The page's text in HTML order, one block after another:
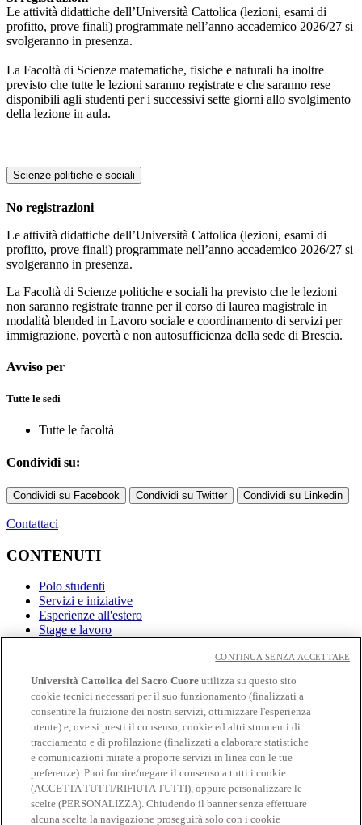
Le attività didattiche dell’Università Cattolica (lezioni, esami di
profitto, prove finali) programmate nell’anno accademico 2026/27 si
svolgeranno in presenza.
La Facoltà di Scienze matematiche, fisiche e naturali ha inoltre
previsto che tutte le lezioni saranno registrate e che saranno rese
disponibili agli studenti per i successivi sette giorni allo svolgimento
della lezione in aula.
Scienze politiche e sociali
No registrazioni
Le attività didattiche dell’Università Cattolica (lezioni, esami di
profitto, prove finali) programmate nell’anno accademico 2026/27 si
svolgeranno in presenza.
La Facoltà di Scienze politiche e sociali ha previsto che le lezioni
non saranno registrate tranne per il corso di laurea magistrale in
modalità blended in Lavoro sociale e coordinamento di servizi per
immigrazione, povertà e non autosufficienza della sede di Brescia.
Avviso per
Tutte le sedi
Tutte le facoltà
Condividi su:
Condividi su Facebook Condividi su Twitter Condividi su Linkedin
Contattaci
CONTENUTI
Polo studenti
Servizi e iniziative
Esperienze all'estero
Stage e lavoro
Contatti
Eventi
Avvisi
Social
Facebook
𝕏
Linkedin
Università Cattolica del Sacro Cuore utilizza su questo sito
cookie tecnici necessari per il suo funzionamento (finalizzati a
consentire la fruizione dei nostri servizi, ottimizzare l'esperienza
utente) e, ove si presti il consenso, cookie ed altri strumenti di
tracciamento e di profilazione (finalizzati a elaborare statistiche
e comunicazioni mirate a proporre servizi in linea con le tue
preferenze). Puoi fornire/negare il consenso a tutti i cookie
(ACCETTA TUTTI/RIFIUTA TUTTI), oppure personalizzare le
scelte (PERSONALIZZA). Chiudendo il banner senza effettuare
alcuna scelta la navigazione proseguirà solo con i cookie
CONTINUA SENZA ACCETTARE